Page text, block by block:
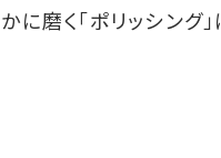
に磨く「ポリッシング